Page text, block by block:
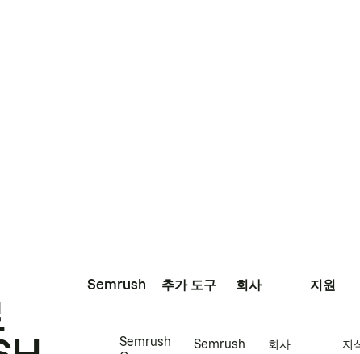
Semrush
Semrush
추가 도구
Semrush
회사
회사
지원
지